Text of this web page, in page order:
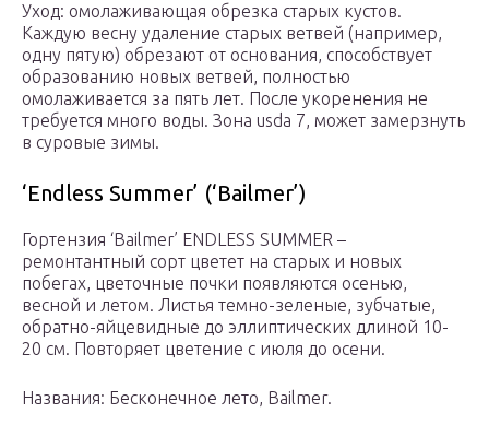
Уход: омолаживающая обрезка старых кустов.
Каждую весну удаление старых ветвей (например,
одну пятую) обрезают от основания, способствует
образованию новых ветвей, полностью
омолаживается за пять лет. После укоренения не
требуется много воды. Зона usda 7, может замерзнуть
в суровые зимы.
‘Endless Summer’ (‘Bailmer’)
Гортензия ‘Bailmer’ ENDLESS SUMMER –
ремонтантный сорт цветет на старых и новых
побегах, цветочные почки появляются осенью,
весной и летом. Листья темно-зеленые, зубчатые,
обратно-яйцевидные до эллиптических длиной 10-
20 см. Повторяет цветение с июля до осени.
Названия: Бесконечное лето, Bailmer.